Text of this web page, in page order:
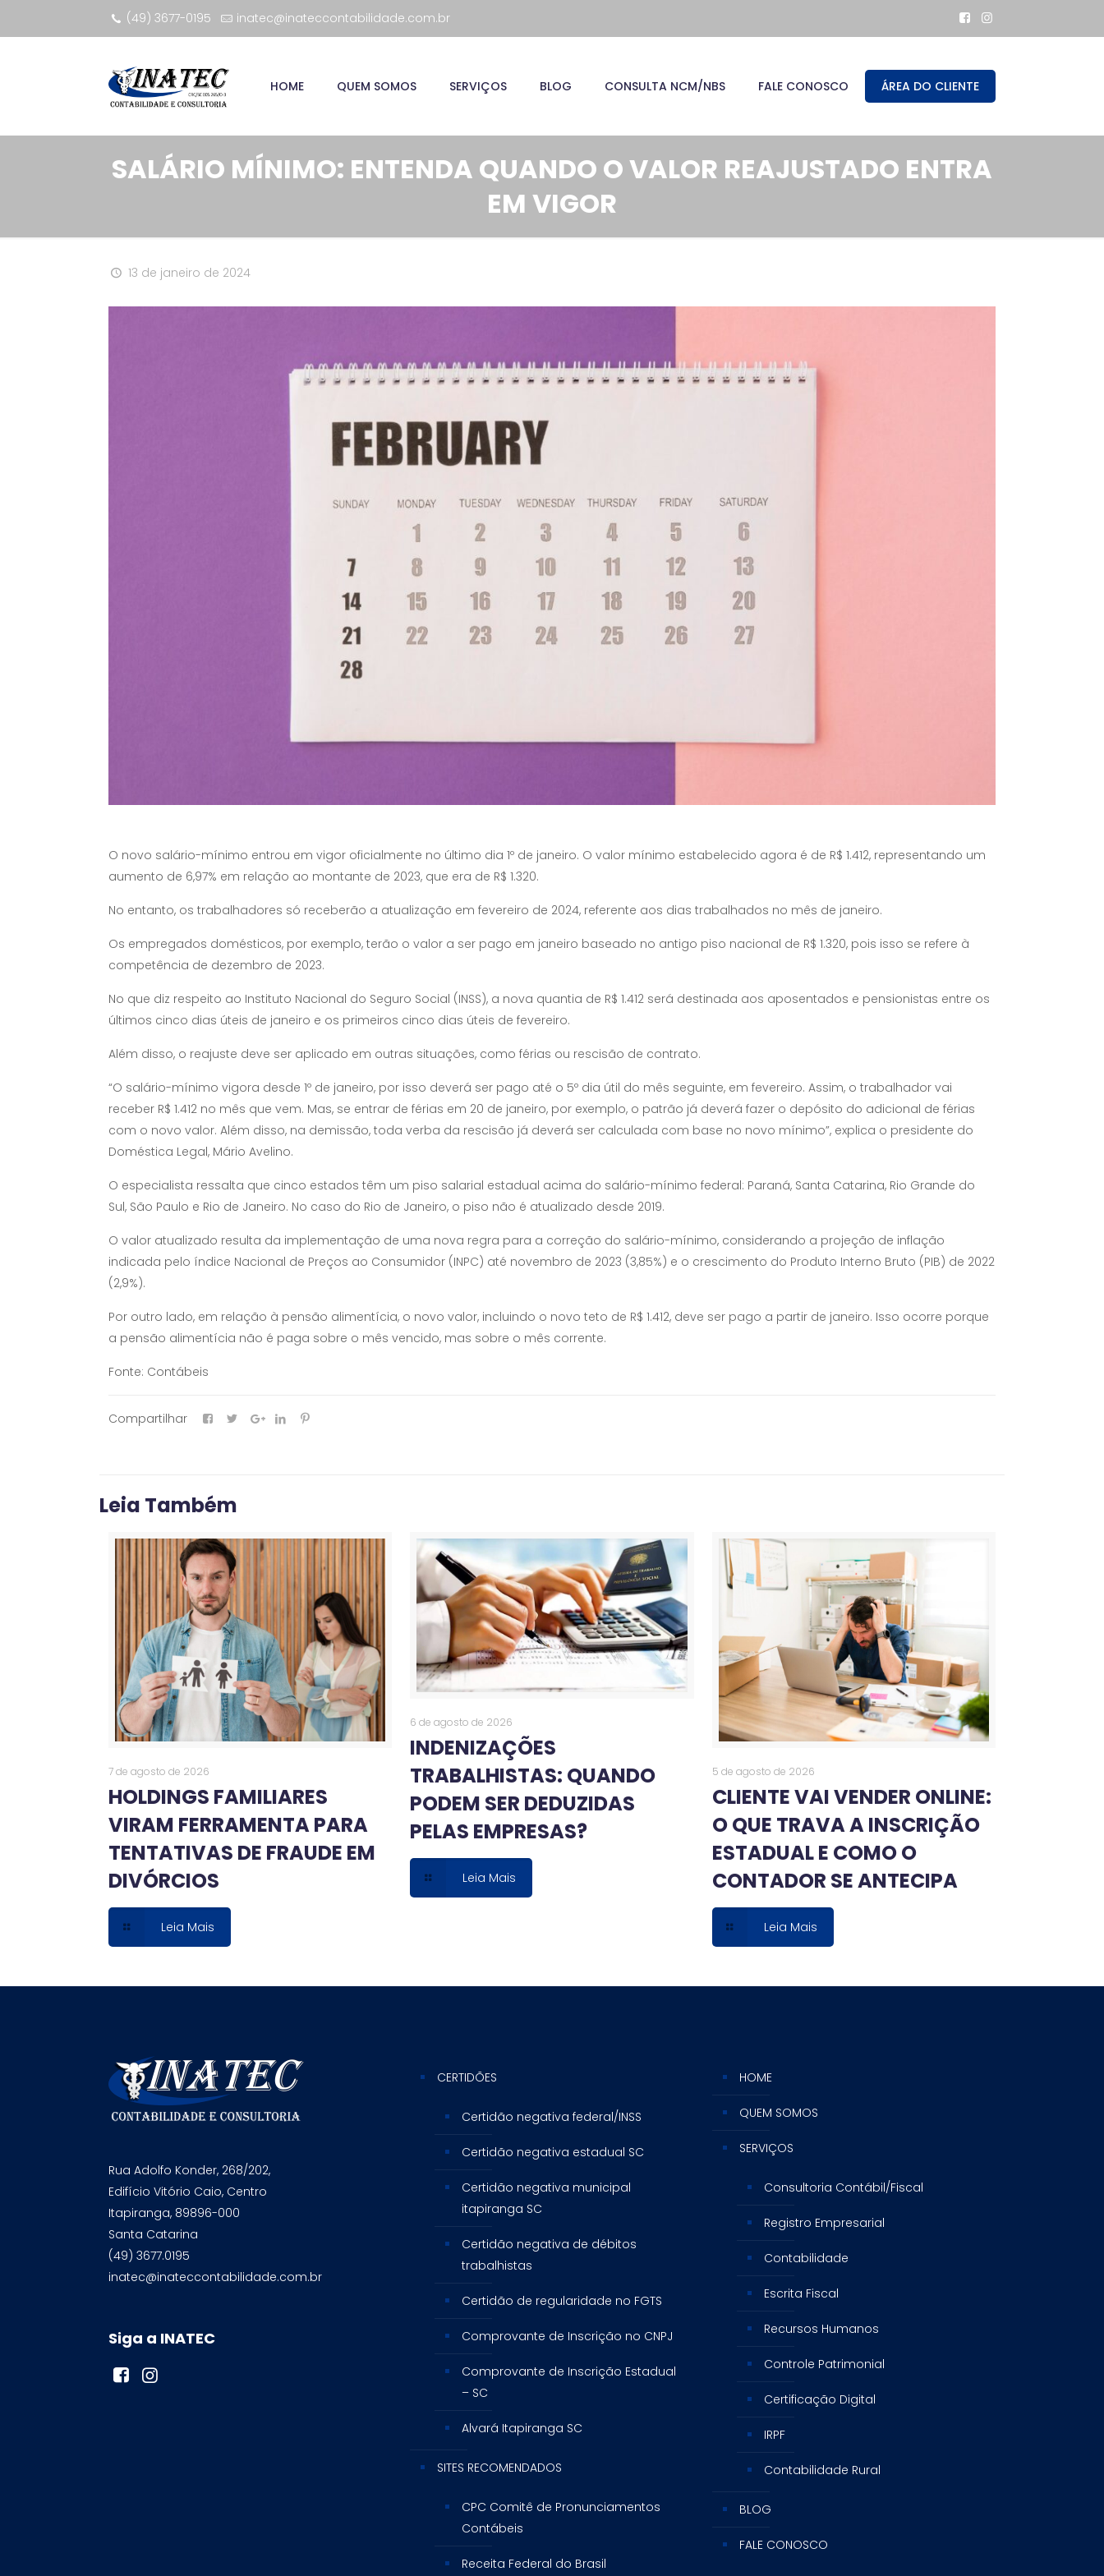
(49) 3677-0195 inatec@inateccontabilidade.com.br
HOME QUEM SOMOS SERVIÇOS BLOG CONSULTA NCM/NBS FALE CONOSCO ÁREA DO CLIENTE
SALÁRIO MÍNIMO: ENTENDA QUANDO O VALOR REAJUSTADO ENTRA
EM VIGOR
13 de janeiro de 2024
O novo salário-mínimo entrou em vigor oficialmente no último dia 1º de janeiro. O valor mínimo estabelecido agora é de R$ 1.412, representando um
aumento de 6,97% em relação ao montante de 2023, que era de R$ 1.320.
No entanto, os trabalhadores só receberão a atualização em fevereiro de 2024, referente aos dias trabalhados no mês de janeiro.
Os empregados domésticos, por exemplo, terão o valor a ser pago em janeiro baseado no antigo piso nacional de R$ 1.320, pois isso se refere à
competência de dezembro de 2023.
No que diz respeito ao Instituto Nacional do Seguro Social (INSS), a nova quantia de R$ 1.412 será destinada aos aposentados e pensionistas entre os
últimos cinco dias úteis de janeiro e os primeiros cinco dias úteis de fevereiro.
Além disso, o reajuste deve ser aplicado em outras situações, como férias ou rescisão de contrato.
“O salário-mínimo vigora desde 1º de janeiro, por isso deverá ser pago até o 5º dia útil do mês seguinte, em fevereiro. Assim, o trabalhador vai
receber R$ 1.412 no mês que vem. Mas, se entrar de férias em 20 de janeiro, por exemplo, o patrão já deverá fazer o depósito do adicional de férias
com o novo valor. Além disso, na demissão, toda verba da rescisão já deverá ser calculada com base no novo mínimo”, explica o presidente do
Doméstica Legal, Mário Avelino.
O especialista ressalta que cinco estados têm um piso salarial estadual acima do salário-mínimo federal: Paraná, Santa Catarina, Rio Grande do
Sul, São Paulo e Rio de Janeiro. No caso do Rio de Janeiro, o piso não é atualizado desde 2019.
O valor atualizado resulta da implementação de uma nova regra para a correção do salário-mínimo, considerando a projeção de inflação
indicada pelo índice Nacional de Preços ao Consumidor (INPC) até novembro de 2023 (3,85%) e o crescimento do Produto Interno Bruto (PIB) de 2022
(2,9%).
Por outro lado, em relação à pensão alimentícia, o novo valor, incluindo o novo teto de R$ 1.412, deve ser pago a partir de janeiro. Isso ocorre porque
a pensão alimentícia não é paga sobre o mês vencido, mas sobre o mês corrente.
Fonte: Contábeis
Compartilhar
Leia Também
7 de agosto de 2026
HOLDINGS FAMILIARES
VIRAM FERRAMENTA PARA
TENTATIVAS DE FRAUDE EM
DIVÓRCIOS
Leia Mais
6 de agosto de 2026
INDENIZAÇÕES
TRABALHISTAS: QUANDO
PODEM SER DEDUZIDAS
PELAS EMPRESAS?
Leia Mais
5 de agosto de 2026
CLIENTE VAI VENDER ONLINE:
O QUE TRAVA A INSCRIÇÃO
ESTADUAL E COMO O
CONTADOR SE ANTECIPA
Leia Mais
Rua Adolfo Konder, 268/202,
Edifício Vitório Caio, Centro
Itapiranga, 89896-000
Santa Catarina
(49) 3677.0195
inatec@inateccontabilidade.com.br
Siga a INATEC
CERTIDÕES
Certidão negativa federal/INSS
Certidão negativa estadual SC
Certidão negativa municipal
itapiranga SC
Certidão negativa de débitos
trabalhistas
Certidão de regularidade no FGTS
Comprovante de Inscrição no CNPJ
Comprovante de Inscrição Estadual
– SC
Alvará Itapiranga SC
SITES RECOMENDADOS
CPC Comitê de Pronunciamentos
Contábeis
Receita Federal do Brasil
HOME
QUEM SOMOS
SERVIÇOS
Consultoria Contábil/Fiscal
Registro Empresarial
Contabilidade
Escrita Fiscal
Recursos Humanos
Controle Patrimonial
Certificação Digital
IRPF
Contabilidade Rural
BLOG
FALE CONOSCO